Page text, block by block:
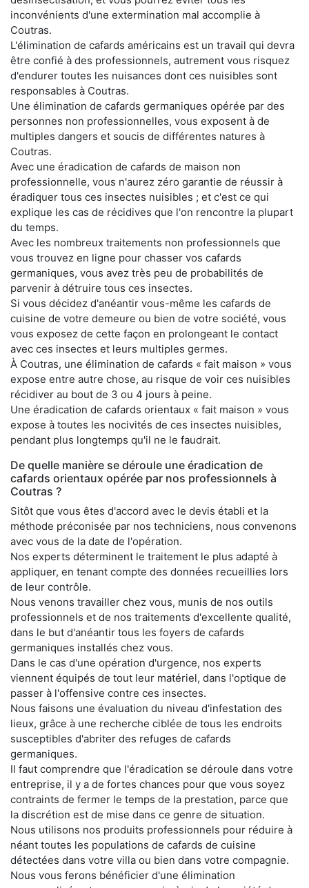
inconvénients d'une extermination mal accomplie à
Coutras.
L'élimination de cafards américains est un travail qui devra
être confié à des professionnels, autrement vous risquez
d'endurer toutes les nuisances dont ces nuisibles sont
responsables à Coutras.
Une élimination de cafards germaniques opérée par des
personnes non professionnelles, vous exposent à de
multiples dangers et soucis de différentes natures à
Coutras.
Avec une éradication de cafards de maison non
professionnelle, vous n'aurez zéro garantie de réussir à
éradiquer tous ces insectes nuisibles ; et c'est ce qui
explique les cas de récidives que l'on rencontre la plupart
du temps.
Avec les nombreux traitements non professionnels que
vous trouvez en ligne pour chasser vos cafards
germaniques, vous avez très peu de probabilités de
parvenir à détruire tous ces insectes.
Si vous décidez d'anéantir vous-même les cafards de
cuisine de votre demeure ou bien de votre société, vous
vous exposez de cette façon en prolongeant le contact
avec ces insectes et leurs multiples germes.
À Coutras, une élimination de cafards « fait maison » vous
expose entre autre chose, au risque de voir ces nuisibles
récidiver au bout de 3 ou 4 jours à peine.
Une éradication de cafards orientaux « fait maison » vous
expose à toutes les nocivités de ces insectes nuisibles,
pendant plus longtemps qu'il ne le faudrait.
De quelle manière se déroule une éradication de
cafards orientaux opérée par nos professionnels à
Coutras ?
Sitôt que vous êtes d'accord avec le devis établi et la
méthode préconisée par nos techniciens, nous convenons
avec vous de la date de l'opération.
Nos experts déterminent le traitement le plus adapté à
appliquer, en tenant compte des données recueillies lors
de leur contrôle.
Nous venons travailler chez vous, munis de nos outils
professionnels et de nos traitements d'excellente qualité,
dans le but d'anéantir tous les foyers de cafards
germaniques installés chez vous.
Dans le cas d'une opération d'urgence, nos experts
viennent équipés de tout leur matériel, dans l'optique de
passer à l'offensive contre ces insectes.
Nous faisons une évaluation du niveau d'infestation des
lieux, grâce à une recherche ciblée de tous les endroits
susceptibles d'abriter des refuges de cafards
germaniques.
Il faut comprendre que l'éradication se déroule dans votre
entreprise, il y a de fortes chances pour que vous soyez
contraints de fermer le temps de la prestation, parce que
la discrétion est de mise dans ce genre de situation.
Nous utilisons nos produits professionnels pour réduire à
néant toutes les populations de cafards de cuisine
détectées dans votre villa ou bien dans votre compagnie.
Nous vous ferons bénéficier d'une élimination